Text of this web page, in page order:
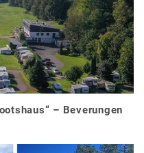
– Beverungen